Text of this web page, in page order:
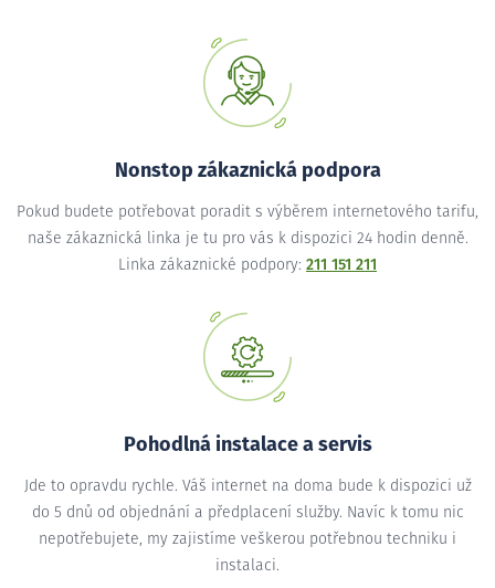
Nonstop zákaznická podpora
Pokud budete potřebovat poradit s výběrem internetového tarifu,
naše zákaznická linka je tu pro vás k dispozici 24 hodin denně.
Linka zákaznické podpory: 211 151 211
Pohodlná instalace a servis
Jde to opravdu rychle. Váš internet na doma bude k dispozici už
do 5 dnů od objednání a předplacení služby. Navíc k tomu nic
nepotřebujete, my zajistíme veškerou potřebnou techniku i
instalaci.